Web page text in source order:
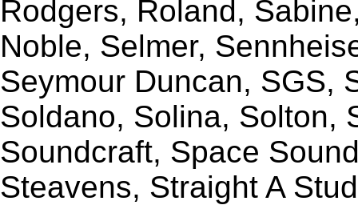
Rodgers, Roland,
Noble, Selmer,
Seymour Duncan, SGS,
Soldano, Solina, Solton,
Soundcraft, Space
Steavens, Straight A